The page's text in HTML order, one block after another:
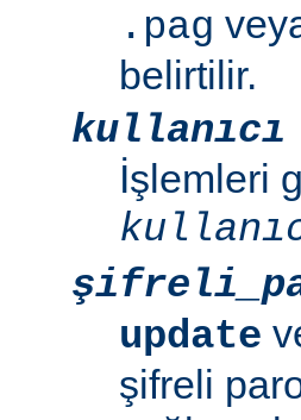
.pag
belirtilir.
kullanıcı
İşlemleri
update
şifreli